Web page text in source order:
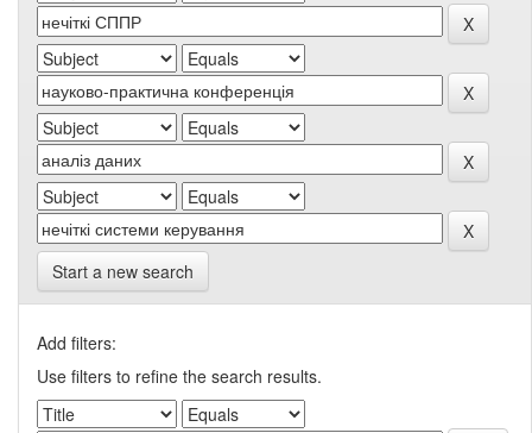
Start a new search
Add filters:
Use filters to refine the search results.